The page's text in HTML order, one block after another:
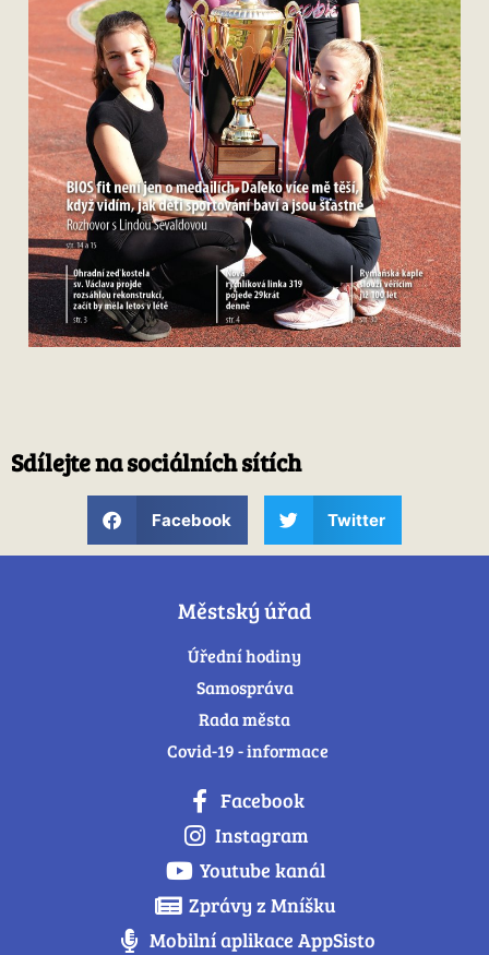
Sdílejte na sociálních sítích
Facebook Twitter
Městský úřad
Úřední hodiny
Samospráva
Rada města
Covid-19 - informace
Facebook
Instagram
Youtube kanál
Zprávy z Mníšku
Mobilní aplikace AppSisto